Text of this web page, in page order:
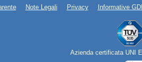
Note Legali Privacy Informative
Azienda certificata UNI